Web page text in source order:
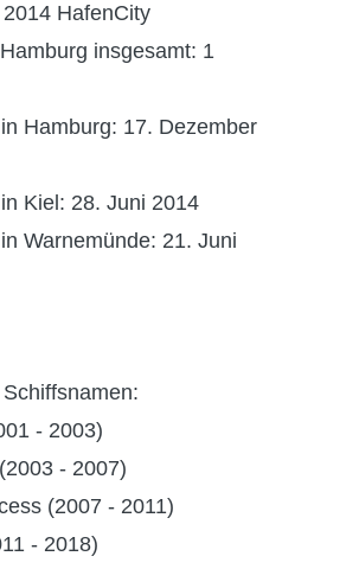
HafenCity
insgesamt: 1
Hamburg: 17. Dezember
Kiel: 28. Juni 2014
Warnemünde: 21. Juni
- 2003)
- 2007)
(2007 - 2011)
- 2018)